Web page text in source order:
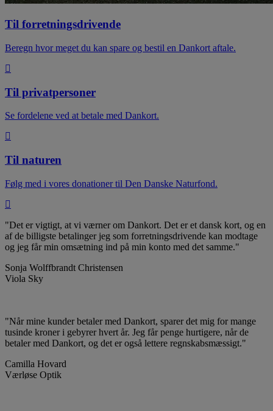
Til forretningsdrivende
Beregn hvor meget du kan spare og bestil en Dankort aftale.
Til privatpersoner
Se fordelene ved at betale med Dankort.
Til naturen
Følg med i vores donationer til Den Danske Naturfond.
"Det er vigtigt, at vi værner om Dankort. Det er et dansk kort, og en
af de billigste betalinger jeg som forretningsdrivende kan modtage
og jeg får min omsætning ind på min konto med det samme."
Sonja Wolffbrandt Christensen
Viola Sky
"Når mine kunder betaler med Dankort, sparer det mig for mange
tusinde kroner i gebyrer hvert år. Jeg får penge hurtigere, når de
betaler med Dankort, og det er også lettere regnskabsmæssigt."
Camilla Hovard
Værløse Optik